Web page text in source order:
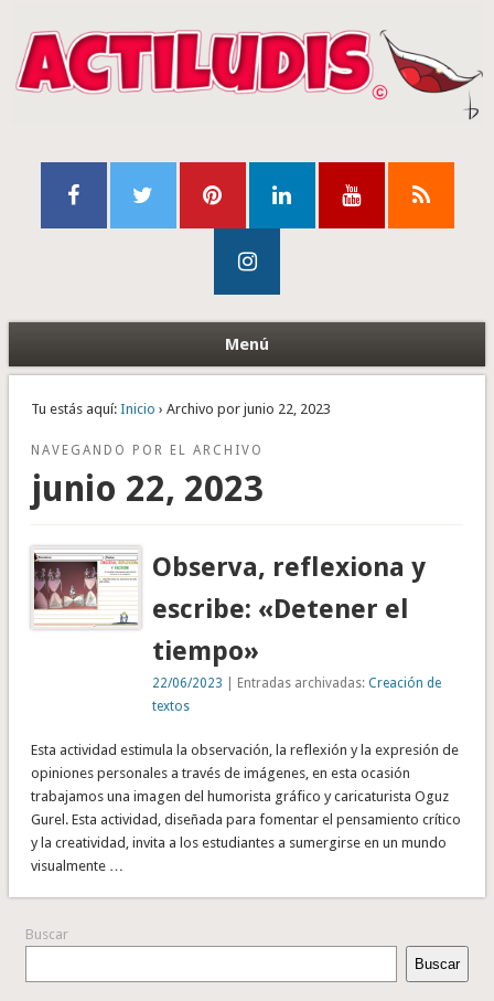
Menú
Tu estás aquí: Inicio › Archivo por junio 22, 2023
NAVEGANDO POR EL ARCHIVO
junio 22, 2023
Observa, reflexiona y
escribe: «Detener el
tiempo»
22/06/2023 | Entradas archivadas:Creación de
textos
Esta actividad estimula la observación, la reflexión y la expresión de
opiniones personales a través de imágenes, en esta ocasión
trabajamos una imagen del humorista gráfico y caricaturista Oguz
Gurel. Esta actividad, diseñada para fomentar el pensamiento crítico
y la creatividad, invita a los estudiantes a sumergirse en un mundo
visualmente …
Buscar
Buscar